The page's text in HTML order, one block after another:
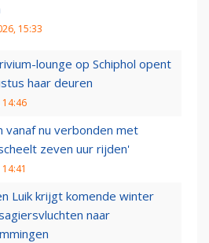
15:33
lounge op Schiphol opent
haar deuren
14:46
vanaf nu verbonden met
zeven uur rijden'
Luik krijgt komende winter
naar